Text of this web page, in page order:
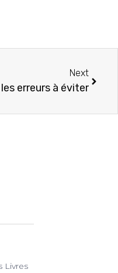
Next
erreurs à éviter
Livres